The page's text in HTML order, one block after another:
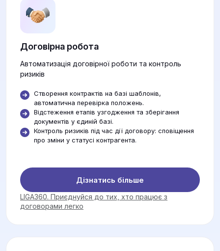
Договірна робота
Автоматизація договірної роботи та контроль
ризиків
Створення контрактів на базі шаблонів,
автоматична перевірка положень.
Відстеження етапів узгодження та зберігання
документів у єдиній базі.
Контроль ризиків під час дії договору: сповіщення
про зміни у статусі контрагента.
Дізнатись більше
LIGA360. Приєднуйся до тих, хто працює з
договорами легко